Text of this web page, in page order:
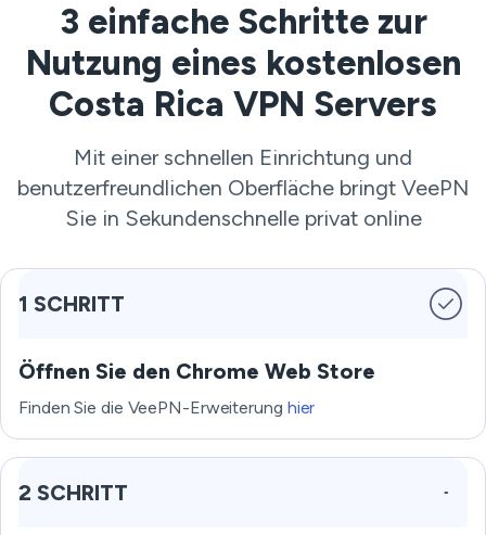
3 einfache Schritte zur
Nutzung eines kostenlosen
Costa Rica VPN Servers
Mit einer schnellen Einrichtung und
benutzerfreundlichen Oberfläche bringt VeePN
Sie in Sekundenschnelle privat online
1 SCHRITT
Öffnen Sie den Chrome Web Store
Finden Sie die VeePN-Erweiterung hier
2 SCHRITT